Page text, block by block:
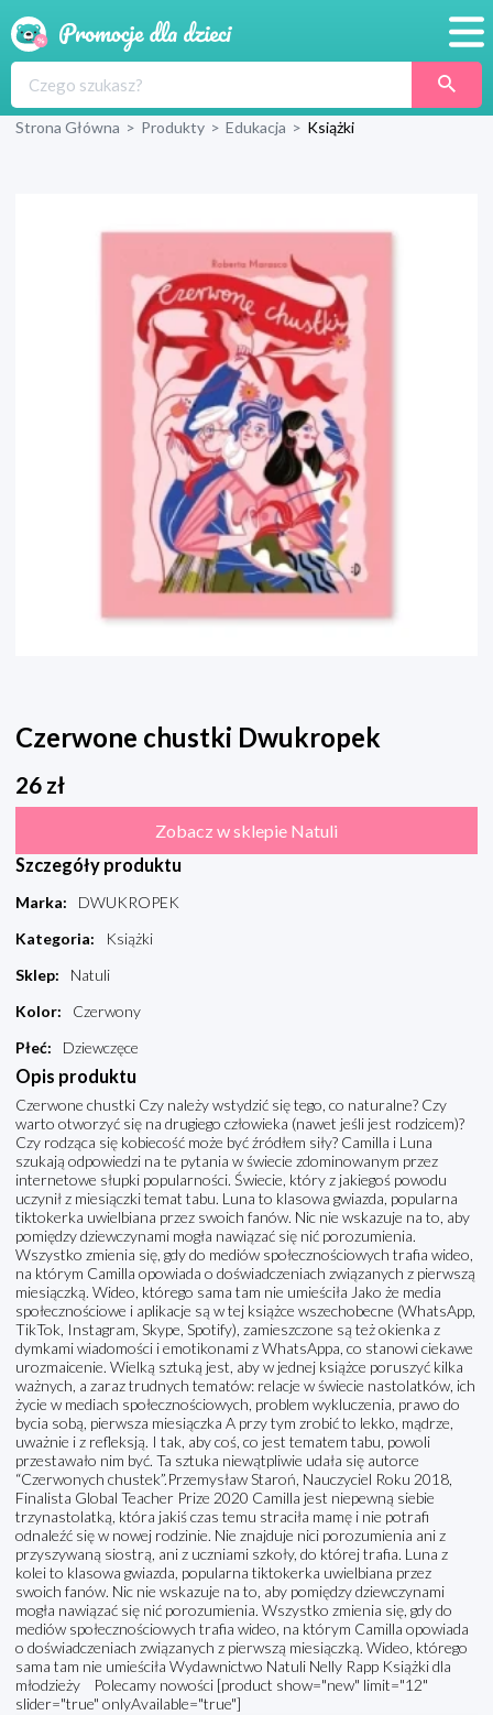
Produkty
Blog
Wyprawka
Strona Główna > Produkty > Edukacja > Książki
Czerwone chustki Dwukropek
26 zł
Zobacz w sklepie Natuli
Szczegóły produktu
Marka:
DWUKROPEK
Kategoria:
Książki
Sklep:
Natuli
Kolor:
Czerwony
Płeć: Dziewczęce
Opis produktu
Czerwone chustki Czy należy wstydzić się tego, co naturalne? Czy
warto otworzyć się na drugiego człowieka (nawet jeśli jest rodzicem)?
Czy rodząca się kobiecość może być źródłem siły? Camilla i Luna
szukają odpowiedzi na te pytania w świecie zdominowanym przez
internetowe słupki popularności. Świecie, który z jakiegoś powodu
uczynił z miesiączki temat tabu. Luna to klasowa gwiazda, popularna
tiktokerka uwielbiana przez swoich fanów. Nic nie wskazuje na to, aby
pomiędzy dziewczynami mogła nawiązać się nić porozumienia.
Wszystko zmienia się, gdy do mediów społecznościowych trafia wideo,
na którym Camilla opowiada o doświadczeniach związanych z pierwszą
miesiączką. Wideo, którego sama tam nie umieściła Jako że media
społecznościowe i aplikacje są w tej książce wszechobecne (WhatsApp,
TikTok, Instagram, Skype, Spotify), zamieszczone są też okienka z
dymkami wiadomości i emotikonami z WhatsAppa, co stanowi ciekawe
urozmaicenie. Wielką sztuką jest, aby w jednej książce poruszyć kilka
ważnych, a zaraz trudnych tematów: relacje w świecie nastolatków, ich
życie w mediach społecznościowych, problem wykluczenia, prawo do
bycia sobą, pierwsza miesiączka A przy tym zrobić to lekko, mądrze,
uważnie i z refleksją. I tak, aby coś, co jest tematem tabu, powoli
przestawało nim być. Ta sztuka niewątpliwie udała się autorce
“Czerwonych chustek”.Przemysław Staroń, Nauczyciel Roku 2018,
Finalista Global Teacher Prize 2020 Camilla jest niepewną siebie
trzynastolatką, która jakiś czas temu straciła mamę i nie potrafi
odnaleźć się w nowej rodzinie. Nie znajduje nici porozumienia ani z
przyszywaną siostrą, ani z uczniami szkoły, do której trafia. Luna z
kolei to klasowa gwiazda, popularna tiktokerka uwielbiana przez
swoich fanów. Nic nie wskazuje na to, aby pomiędzy dziewczynami
mogła nawiązać się nić porozumienia. Wszystko zmienia się, gdy do
mediów społecznościowych trafia wideo, na którym Camilla opowiada
o doświadczeniach związanych z pierwszą miesiączką. Wideo, którego
sama tam nie umieściła Wydawnictwo Natuli Nelly Rapp Książki dla
młodzieży Polecamy nowości [product show="new" limit="12"
slider="true" onlyAvailable="true"]